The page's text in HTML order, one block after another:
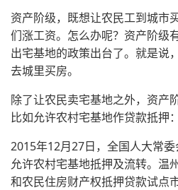
资产阶级，既想让农民工到城市
们涨工资。怎么办呢？资产阶
出宅基地的政策出台了。就是说
去城里买房。
除了让农民卖宅基地之外，资产
比如允许农村宅基地作贷款抵押：
2015年12月27日，全国人大常委
允许农村宅基地抵押及流转。温
和农民住房财产权抵押贷款试点